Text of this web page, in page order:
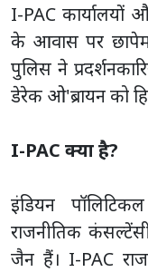
I-PAC
के आवास पर
पुलिस ने
डेरेक ओ'ब्रायन को
I-PAC क्या है?
इंडियन
राजनीतिक
जैन हैं। I-PAC